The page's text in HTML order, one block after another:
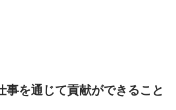
を通じて貢献ができること